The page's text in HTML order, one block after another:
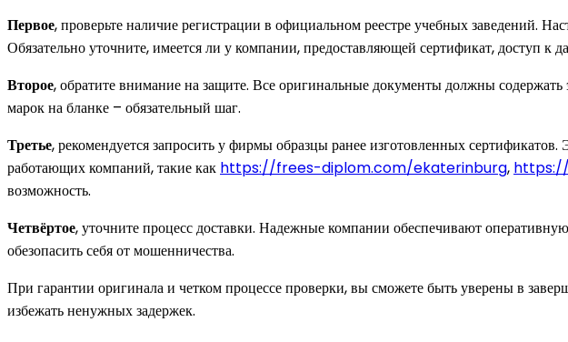
Первое, проверьте наличие регистрации в официальном реестре учебных заведений.
Обязательно уточните, имеется ли у компании, предоставляющей сертификат, доступ к
Второе, обратите внимание на защите. Все оригинальные документы должны
марок на бланке – обязательный шаг.
Третье, рекомендуется запросить у фирмы образцы ранее изготовленных
работающих компаний, такие как https://frees-diplom.com/ekaterinburg,
возможность.
Четвёртое, уточните процесс доставки. Надежные компании обеспечивают
обезопасить себя от мошенничества.
При гарантии оригинала и четком процессе проверки, вы сможете быть уверены в
избежать ненужных задержек.